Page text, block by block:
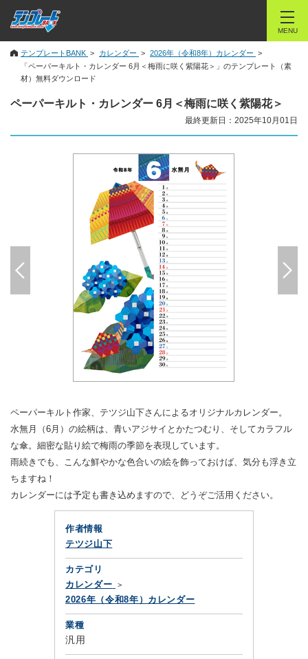
MENU
テンプレートBANK カレンダー
2026年（令和8年）カレンダー
「ペーパーキルト・カレンダー 6月＜梅雨に咲く紫陽花＞」のテンプレート（素
材）無料ダウンロード
ペーパーキルト・カレンダー 6月＜梅雨に咲く紫陽花＞
最終更新日：2025年10月01日
ペーパーキルト作家、テツジ山下さんによるオリジナルカレンダー。
水無月（6月）の絵柄は、青いアジサイとかたつむり、そしてカラフル
な傘。細密な貼り絵で梅雨の季節を表現しています。
雨続きでも、こんな鮮やかな色合いの絵を飾っておけば、気分も浮き立
ちますね！
カレンダーには予定も書き込めますので、どうぞご活用ください。
作者情報
テツジ山下
カテゴリ
カレンダー
2026年（令和8年）カレンダー
業種
汎用